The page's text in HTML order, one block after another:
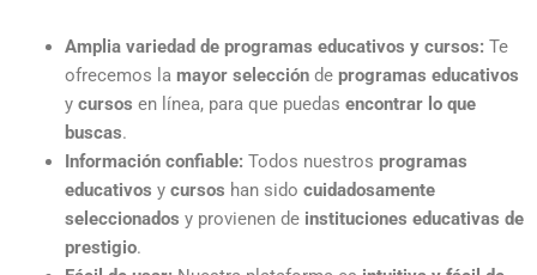
Amplia variedad de programas educativos y cursos: Te
ofrecemos la mayor selecciónde programas educativos
y cursos en línea, para que puedas encontrar lo que
buscas.
Información confiable: Todos nuestros programas
educativos y cursos han sido cuidadosamente
seleccionados y provienen de instituciones educativas de
prestigio.